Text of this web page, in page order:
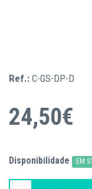
Ref.: C-GS-DP-D
24,50€
Disponibilidade EM